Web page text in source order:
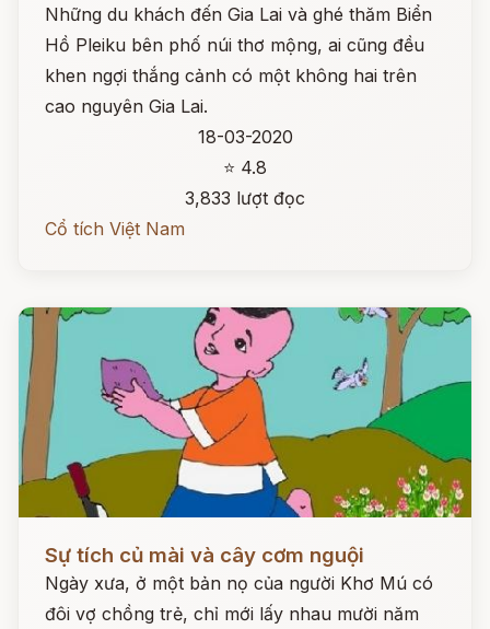
Những du khách đến Gia Lai và ghé thăm Biển
Hồ Pleiku bên phố núi thơ mộng, ai cũng đều
khen ngợi thắng cảnh có một không hai trên
cao nguyên Gia Lai.
18-03-2020
⭐ 4.8
3,833 lượt đọc
Cổ tích Việt Nam
Sự tích củ mài và cây cơm nguội
Ngày xưa, ở một bản nọ của người Khơ Mú có
đôi vợ chồng trẻ, chỉ mới lấy nhau mười năm